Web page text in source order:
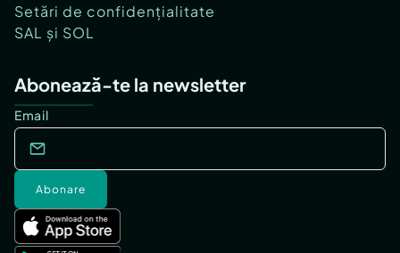
Setări de confidențialitate
SAL și SOL
Abonează-te la newsletter
Email
Abonare